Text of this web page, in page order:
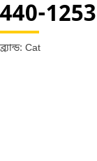
440-1253
ব্র্যান্ড: Cat